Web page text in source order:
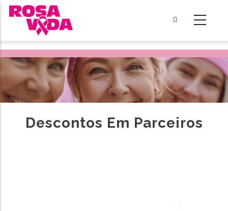
Passar
para
conteúdo
principal
Descontos Em Parceiros